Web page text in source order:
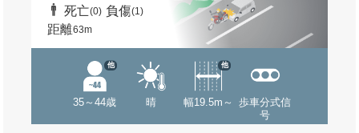
死亡(0) 負傷(1)
距離63m
35～44歳
他
晴 幅19.5m～
他
歩車分式信
号